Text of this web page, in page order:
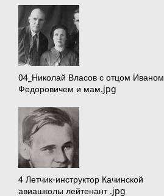
04_Николай Власов с отцом Иваном
Федоровичем и мам.jpg
4 Летчик-инструктор Качинской
авиашколы лейтенант .jpg